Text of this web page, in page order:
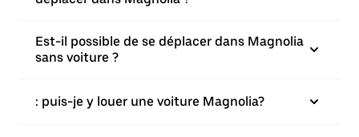
Est-il possible de se déplacer dans Magnolia
sans voiture ?
: puis-je y louer une voiture Magnolia?